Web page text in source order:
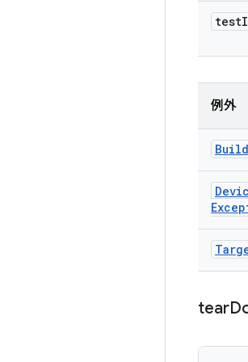
test
例外
Build
tear